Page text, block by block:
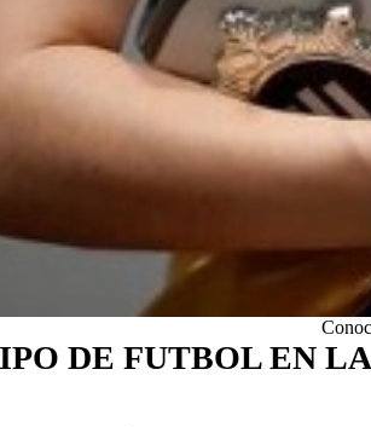
DE FUTBOL EN